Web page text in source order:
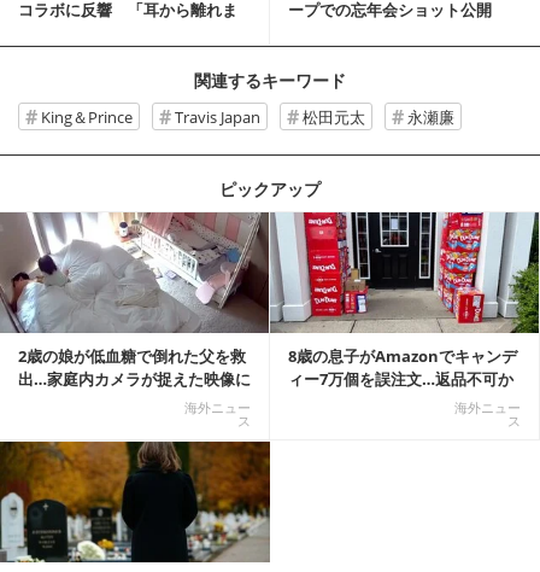
コラボに反響 「耳から離れま
ープでの忘年会ショット公開
関連するキーワード
King＆Prince Travis Japan 松田元太 永瀬廉
ピックアップ
2歳の娘が低血糖で倒れた父を救
出…家庭内カメラが捉えた映像に
海外ニュー
ス
8歳の息子がAmazonでキャンデ
ィー7万個を誤注文…返品不可か
海外ニュー
ス
記事を読む